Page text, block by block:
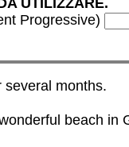
UTILIZZARE.
Progressive)
months.
beach in